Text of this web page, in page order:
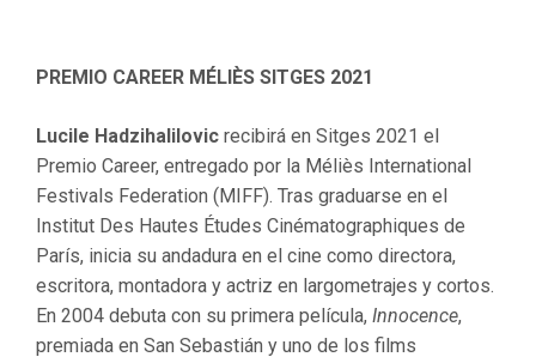
PREMIO CAREER MÉLIÈS SITGES 2021
Lucile Hadzihalilovic recibirá en Sitges 2021 el
Premio Career, entregado por la Méliès International
Festivals Federation (MIFF). Tras graduarse en el
Institut Des Hautes Études Cinématographiques de
París, inicia su andadura en el cine como directora,
escritora, montadora y actriz en largometrajes y cortos.
En 2004 debuta con su primera película, Innocence,
premiada en San Sebastián y uno de los films